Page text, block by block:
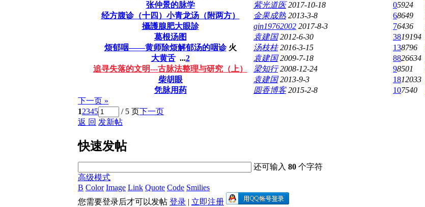
张仲景的脉学
紫光道医 2017-10-18 05924
经方腹诊（十四）小青龙汤（附两方）
金果成熟 2013-3-8 68649
攝護腺肥大眼診
gin19762002 2017-8-3 76436
葛根汤图
袁建国 2012-6-30 3819194
烦郁咽——黄师除烦解郁汤的咽诊 火 汤枝桂 2016-3-15 138796
大黄舌 ...2 袁建国 2009-7-18 8826634
追寻失落的文明---古脉法整理与研究（上）
梁知行 2008-12-24 98501
柴胡眼
袁建国 2013-9-3 1812033
凭脉用药
圆香博客 2015-2-8 107540
下一页 »
12345 / 5 页下一页
返 回 发新帖
快速发帖
还可输入80 个字符
高级模式
B Color Image Link Quote Code Smilies
您需要登录后才可以发帖 登录 | 立即注册